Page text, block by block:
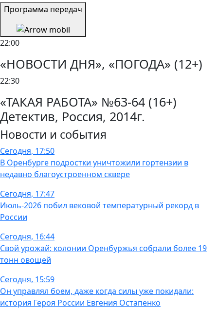
Программа передач
22:00
«НОВОСТИ ДНЯ», «ПОГОДА» (12+)
22:30
«ТАКАЯ РАБОТА» №63-64 (16+)
Детектив, Россия, 2014г.
Новости и события
Сегодня, 17:50
В Оренбурге подростки уничтожили гортензии в
недавно благоустроенном сквере
Сегодня, 17:47
Июль-2026 побил вековой температурный рекорд в
России
Сегодня, 16:44
Свой урожай: колонии Оренбуржья собрали более 19
тонн овощей
Сегодня, 15:59
Он управлял боем, даже когда силы уже покидали:
история Героя России Евгения Остапенко